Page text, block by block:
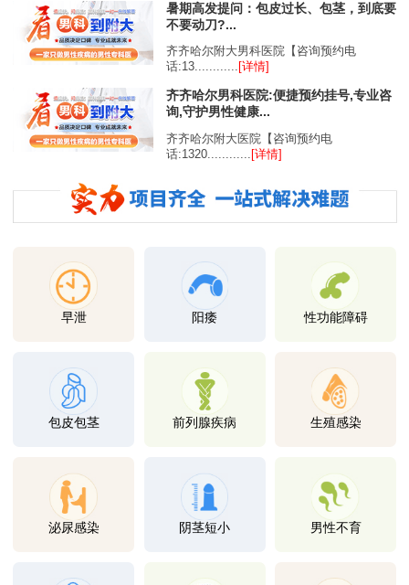
暑期高发提问：包皮过长、包茎，到底要
不要动刀?...
齐齐哈尔附大男科医院【咨询预约电
话:13............ [详情]
齐齐哈尔男科医院:便捷预约挂号,专业咨
询,守护男性健康...
齐齐哈尔附大医院【咨询预约电
话:1320............
[详情]
早泄 阳痿 性功能障碍
包皮包茎 前列腺疾病 生殖感染
泌尿感染 阴茎短小 男性不育